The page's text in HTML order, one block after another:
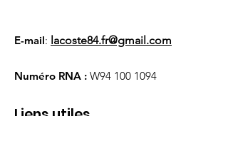
E-mail: lacoste84.fr@gmail.com
Numéro RNA : W94 100 1094
Liens utiles